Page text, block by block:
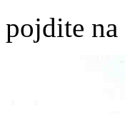
pojdite na